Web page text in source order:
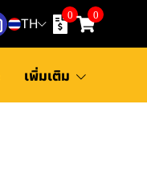
TH
0 0
เพิ่มเติม